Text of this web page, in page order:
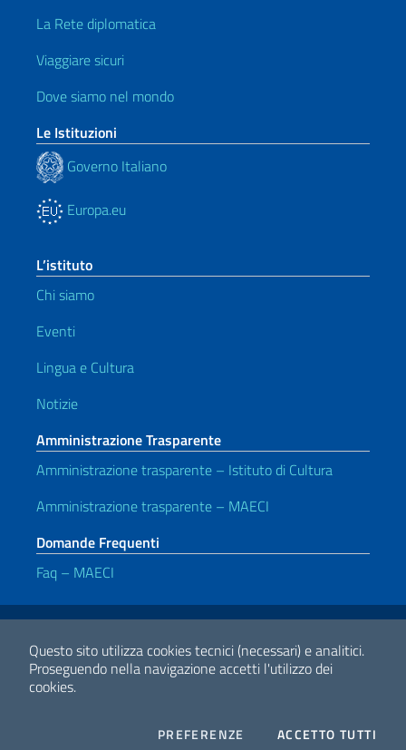
Questo sito utilizza cookies tecnici (necessari) e analitici.
Proseguendo nella navigazione accetti l'utilizzo dei
cookies.
PREFERENZE COOKIESACCETTO TUTTI
La Rete diplomatica
Viaggiare sicuri
Dove siamo nel mondo
Le Istituzioni
Governo Italiano
Europa.eu
L’istituto
Chi siamo
Eventi
Lingua e Cultura
Notizie
Amministrazione Trasparente
Amministrazione trasparente – Istituto di Cultura
Amministrazione trasparente – MAECI
Domande Frequenti
Faq – MAECI
Link Utili